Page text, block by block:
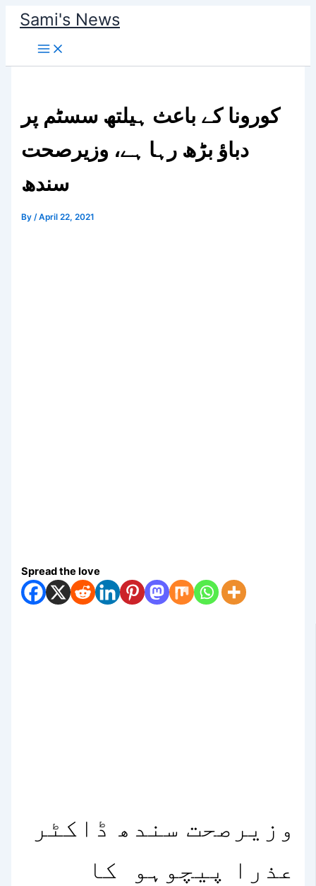
Skip
content
Sami's News
کورونا کے باعث ہیلتھ سسٹم پر
دباؤ بڑھ رہا ہے، وزیرصحت
سندھ
By/April 22, 2021
Spread the love
وزیرصحت سندھ ڈاکٹر
عذرا پیچوہو کا